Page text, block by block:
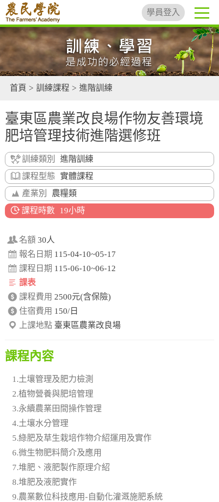
學員登入
首頁 > 訓練課程 > 進階訓練
臺東區農業改良場作物友善環境
肥培管理技術進階選修班
訓練類別
進階訓練
課程型態 實體課程
產業別
農糧類
課程時數 19小時
名額 30人
報名日期 115-04-10~05-17
課程日期 115-06-10~06-12
課表
課程費用 2500元(含保險)
住宿費用 150/日
上課地點 臺東區農業改良場
課程內容
1.土壤管理及肥力檢測
2.植物營養與肥培管理
3.永續農業田間操作管理
4.土壤水分管理
5.綠肥及草生栽培作物介紹運用及實作
6.微生物肥料簡介及應用
7.堆肥、液肥製作原理介紹
8.堆肥及液肥實作
9.農業數位科技應用-自動化灌溉施肥系統